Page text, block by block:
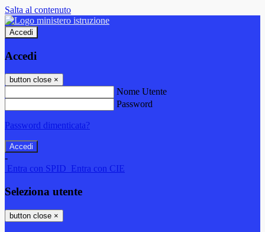
Salta al contenuto
Accedi
Accedi
button close ×
Nome Utente
Password
Password dimenticata?
-
Entra con SPID Entra con CIE
Seleziona utente
button close ×